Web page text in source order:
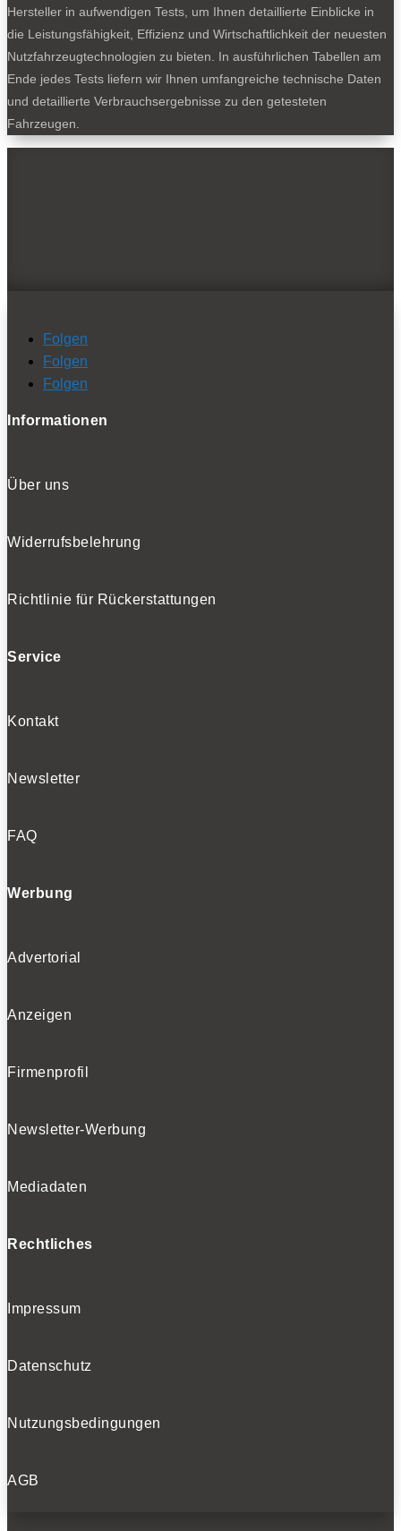
Hersteller in aufwendigen Tests, um Ihnen detaillierte Einblicke in
die Leistungsfähigkeit, Effizienz und Wirtschaftlichkeit der neuesten
Nutzfahrzeugtechnologien zu bieten. In ausführlichen Tabellen am
Ende jedes Tests liefern wir Ihnen umfangreiche technische Daten
und detaillierte Verbrauchsergebnisse zu den getesteten
Fahrzeugen.
Folgen
Folgen
Folgen
Informationen
Über uns
Widerrufsbelehrung
Richtlinie für Rückerstattungen
Service
Kontakt
Newsletter
FAQ
Werbung
Advertorial
Anzeigen
Firmenprofil
Newsletter-Werbung
Mediadaten
Rechtliches
Impressum
Datenschutz
Nutzungsbedingungen
AGB